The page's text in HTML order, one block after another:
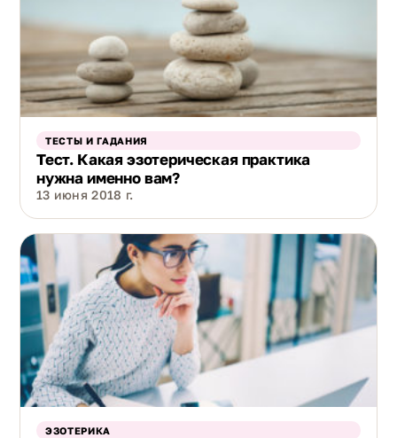
ТЕСТЫ И ГАДАНИЯ
Тест. Какая эзотерическая практика
нужна именно вам?
13 июня 2018 г.
ЭЗОТЕРИКА